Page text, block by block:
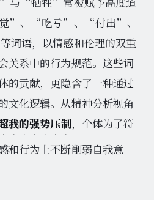
”、“吃亏”、“付出”、
语，以情感和伦理的双重
关系中的行为规范。这些词
的贡献，更隐含了一种通过
文化逻辑。从精神分析视角
我的强势压制，个体为了符
和行为上不断削弱自我意